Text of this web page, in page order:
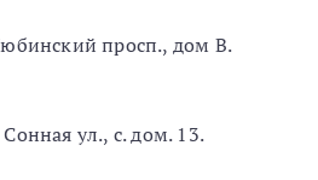
просп., дом В.
ул., с. дом. 13.